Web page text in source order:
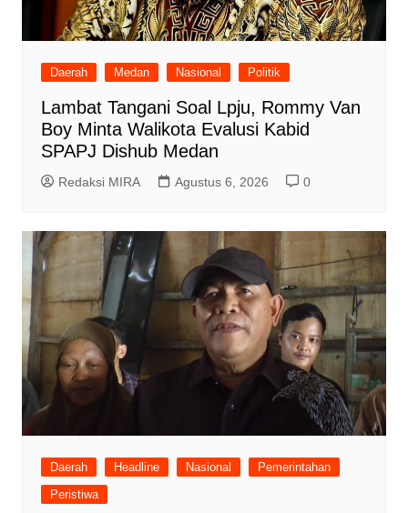
Daerah Medan Nasional Politik
Lambat Tangani Soal Lpju, Rommy Van
Boy Minta Walikota Evalusi Kabid
SPAPJ Dishub Medan
Redaksi MIRA Agustus 6, 2026 0
Daerah Headline Nasional
Pemerintahan
Peristiwa